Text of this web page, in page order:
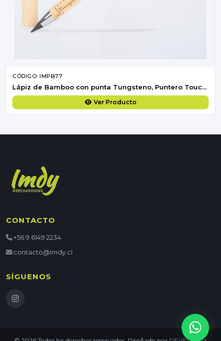
CÓDIGO: IMPB77
Lápiz de Bamboo con punta Tungsteno, Puntero Touch-Screen y regla de medir
Ver Producto
CONTACTO
+56 9 6149 2234
contacto@imdy.cl
SÍGUENOS